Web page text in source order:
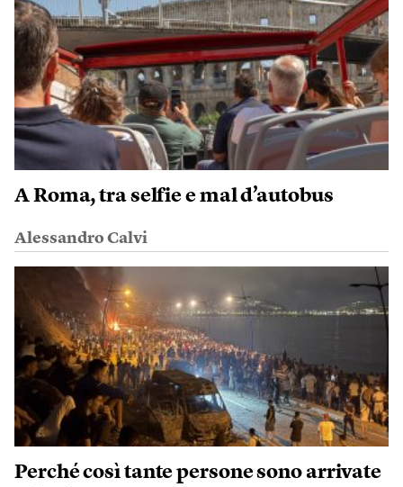
A Roma, tra selfie e mal d’autobus
Alessandro Calvi
Perché così tante persone sono arrivate